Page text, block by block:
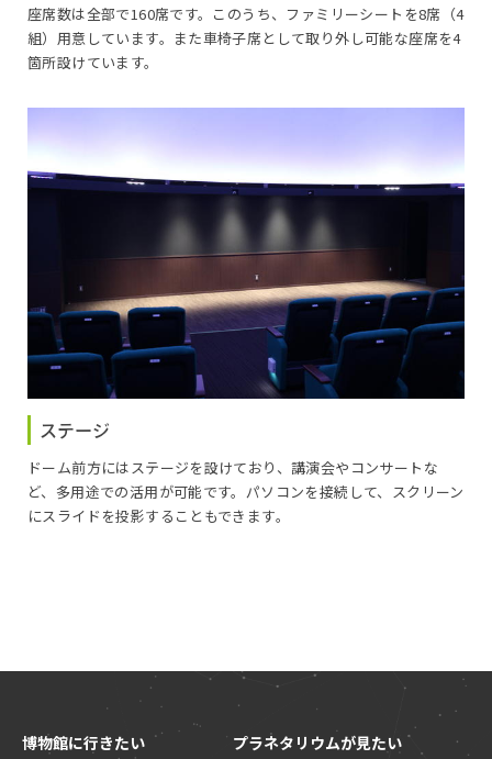
座席数は全部で160席です。このうち、ファミリーシートを8席（4
組）用意しています。また車椅子席として取り外し可能な座席を4
箇所設けています。
ステージ
ドーム前方にはステージを設けており、講演会やコンサートな
ど、多用途での活用が可能です。パソコンを接続して、スクリーン
にスライドを投影することもできます。
博物館に行きたい プラネタリウムが見たい